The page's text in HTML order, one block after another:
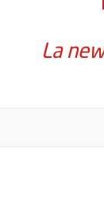
La
lettre